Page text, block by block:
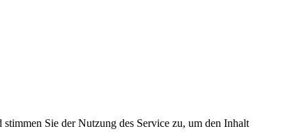
Sie der Nutzung des Service zu, um den Inhalt